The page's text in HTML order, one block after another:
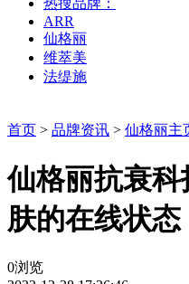
热搜品牌：
ARR
仙格丽
维萃美
法缇施
首页 > 品牌资讯 > 仙格丽主
仙格丽抗衰
肤的在线状态
0浏览